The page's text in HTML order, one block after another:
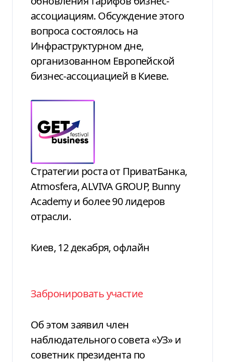
ассоциациям. Обсуждение этого
вопроса состоялось на
Инфраструктурном дне,
организованном Европейской
бизнес-ассоциацией в Киеве.
Стратегии роста от ПриватБанка,
Atmosfera, ALVIVA GROUP, Bunny
Academy и более 90 лидеров
отрасли.
Киев, 12 декабря, офлайн
Забронировать участие
Об этом заявил член
наблюдательного совета «УЗ» и
советник президента по